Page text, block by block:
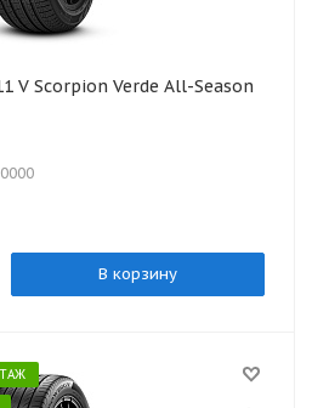
V Scorpion Verde All-Season
В корзину